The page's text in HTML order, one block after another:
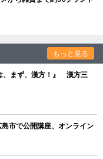
もっと見る
、まず、漢方！』 漢方三
市で公開講座、オンライン